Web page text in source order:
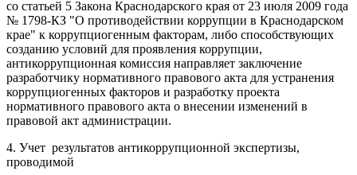
со статьей 5 Закона Краснодарского края от 23 июля 2009 года
№ 1798-КЗ "О противодействии коррупции в Краснодарском
крае" к коррупциогенным факторам, либо способствующих
созданию условий для проявления коррупции,
антикоррупционная комиссия направляет заключение
разработчику нормативного правового акта для устранения
коррупциогенных факторов и разработку проекта
нормативного правового акта о внесении изменений в
правовой акт администрации.
4. Учет результатов антикоррупционной экспертизы,
проводимой